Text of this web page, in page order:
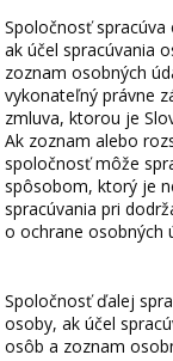
Spoločnosť
ak účel spracúvania
zoznam osobných
vykonateľný právne
zmluva, ktorou je
Ak zoznam alebo
spoločnosť môže
spôsobom, ktorý je
spracúvania pri
o ochrane osobných
Spoločnosť ďalej
osoby, ak účel
osôb a zoznam